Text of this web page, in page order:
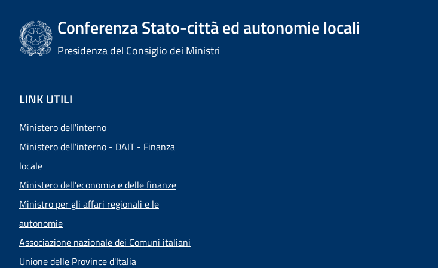
Conferenza Stato-città ed autonomie locali
Presidenza del Consiglio dei Ministri
LINK UTILI
Ministero dell'interno
Ministero dell'interno - DAIT - Finanza
locale
Ministero dell'economia e delle finanze
Ministro per gli affari regionali e le
autonomie
Associazione nazionale dei Comuni italiani
Unione delle Province d'Italia